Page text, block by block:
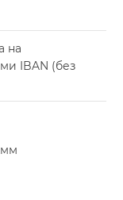
на
IBAN (без